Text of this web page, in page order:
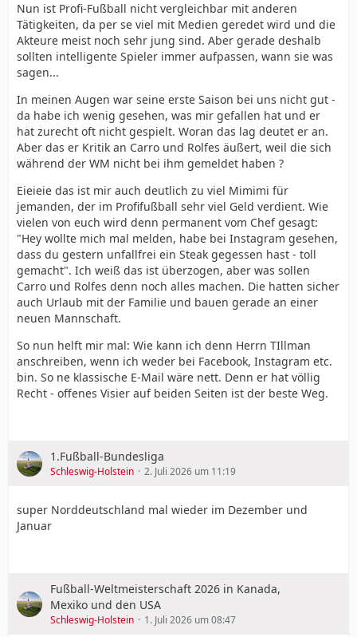
Nun ist Profi-Fußball nicht vergleichbar mit anderen
Tätigkeiten, da per se viel mit Medien geredet wird und die
Akteure meist noch sehr jung sind. Aber gerade deshalb
sollten intelligente Spieler immer aufpassen, wann sie was
sagen...
In meinen Augen war seine erste Saison bei uns nicht gut -
da habe ich wenig gesehen, was mir gefallen hat und er
hat zurecht oft nicht gespielt. Woran das lag deutet er an.
Aber das er Kritik an Carro und Rolfes äußert, weil die sich
während der WM nicht bei ihm gemeldet haben ?
Eieieie das ist mir auch deutlich zu viel Mimimi für
jemanden, der im Profifußball sehr viel Geld verdient. Wie
vielen von euch wird denn permanent vom Chef gesagt:
"Hey wollte mich mal melden, habe bei Instagram gesehen,
dass du gestern unfallfrei ein Steak gegessen hast - toll
gemacht". Ich weiß das ist überzogen, aber was sollen
Carro und Rolfes denn noch alles machen. Die hatten sicher
auch Urlaub mit der Familie und bauen gerade an einer
neuen Mannschaft.
So nun helft mir mal: Wie kann ich denn Herrn TIllman
anschreiben, wenn ich weder bei Facebook, Instagram etc.
bin. So ne klassische E-Mail wäre nett. Denn er hat völlig
Recht - offenes Visier auf beiden Seiten ist der beste Weg.
1.Fußball-Bundesliga
Schleswig-Holstein 2. Juli 2026 um 11:19
super Norddeutschland mal wieder im Dezember und
Januar
Fußball-Weltmeisterschaft 2026 in Kanada,
Mexiko und den USA
Schleswig-Holstein 1. Juli 2026 um 08:47